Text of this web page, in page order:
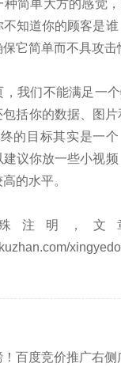
种简单大方的感觉
知道你的顾客是
它简单而不具攻
，我们不能满足一
括你的数据、图
的目标其实是一
建议你放一些小视
高的水平。
注明，